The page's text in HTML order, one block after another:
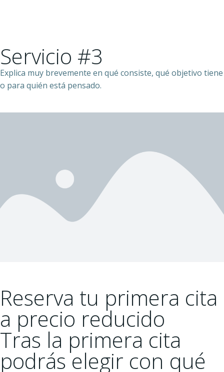
Servicio #3
Explica muy brevemente en qué consiste, qué objetivo tiene
o para quién está pensado.
Reserva tu primera cita
a precio reducido
Tras la primera cita
podrás elegir con qué